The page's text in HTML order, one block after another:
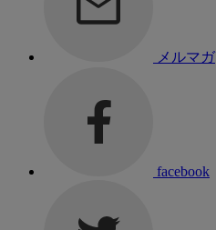
メルマガ
facebook